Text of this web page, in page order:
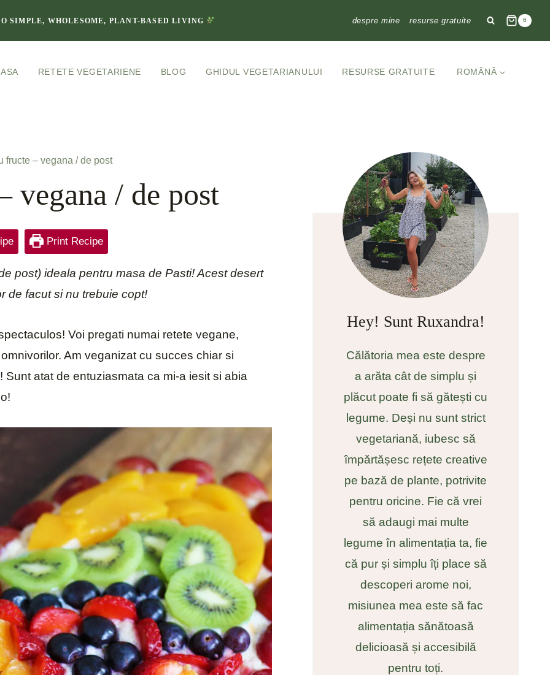
SIMPLE, WHOLESOME, PLANT-BASED LIVING despre mine resurse gratuite 6
RETETE VEGETARIENE BLOG GHIDUL VEGETARIANULUI RESURSE GRATUITE ROMÂNĂ
fructe – vegana / de post
vegana / de post
Print Recipe
post) ideala pentru masa de Pasti! Acest desert
de facut si nu trebuie copt!
Voi pregati numai retete vegane,
Am veganizat cu succes chiar si
atat de entuziasmata ca mi-a iesit si abia
Hey! Sunt Ruxandra!
Călătoria mea este despre
a arăta cât de simplu și
plăcut poate fi să gătești cu
legume. Deși nu sunt strict
vegetariană, iubesc să
împărtășesc rețete creative
pe bază de plante, potrivite
pentru oricine. Fie că vrei
să adaugi mai multe
legume în alimentația ta, fie
că pur și simplu îți place să
descoperi arome noi,
misiunea mea este să fac
alimentația sănătoasă
delicioasă și accesibilă
pentru toți.